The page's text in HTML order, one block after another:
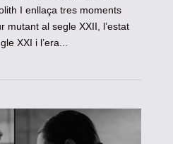
I enllaça tres moments
mutant al segle XXII, l’estat
XXI i l’era...